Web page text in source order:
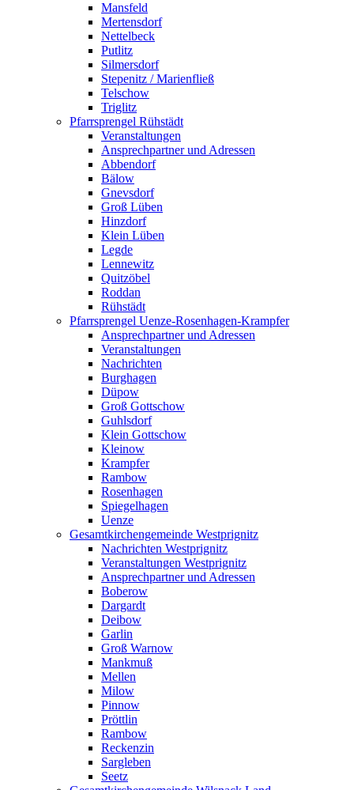
Mansfeld
Mertensdorf
Nettelbeck
Putlitz
Silmersdorf
Stepenitz / Marienfließ
Telschow
Triglitz
Pfarrsprengel Rühstädt
Veranstaltungen
Ansprechpartner und Adressen
Abbendorf
Bälow
Gnevsdorf
Groß Lüben
Hinzdorf
Klein Lüben
Legde
Lennewitz
Quitzöbel
Roddan
Rühstädt
Pfarrsprengel Uenze-Rosenhagen-Krampfer
Ansprechpartner und Adressen
Veranstaltungen
Nachrichten
Burghagen
Düpow
Groß Gottschow
Guhlsdorf
Klein Gottschow
Kleinow
Krampfer
Rambow
Rosenhagen
Spiegelhagen
Uenze
Gesamtkirchengemeinde Westprignitz
Nachrichten Westprignitz
Veranstaltungen Westprignitz
Ansprechpartner und Adressen
Boberow
Dargardt
Deibow
Garlin
Groß Warnow
Mankmuß
Mellen
Milow
Pinnow
Pröttlin
Rambow
Reckenzin
Sargleben
Seetz